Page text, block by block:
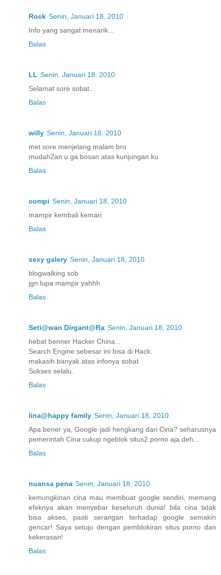
Rock Senin, Januari 18, 2010
Info yang sangat menarik...
Balas
LL Senin, Januari 18, 2010
Selamat sore sobat...
Balas
willy Senin, Januari 18, 2010
met sore menjelang malam bro
mudah2an u ga bosan atas kunjungan ku
Balas
compi Senin, Januari 18, 2010
mampir kembali kemari
Balas
sexy galery Senin, Januari 18, 2010
blogwalking sob
jgn lupa mampir yahhh
Balas
Seti@wan Dirgant@Ra Senin, Januari 18, 2010
hebat benner Hacker China...
Search Engine sebesar ini bisa di Hack.
makasih banyak atas infonya sobat
Sukses selalu.
Balas
lina@happy family Senin, Januari 18, 2010
Apa bener ya, Google jadi hengkang dari Cina? seharusnya
pemerintah Cina cukup ngeblok situs2 porno aja deh...
Balas
nuansa pena Senin, Januari 18, 2010
kemungkinan cina mau membuat google sendiri, memang
efeknya akan menyebar keseluruh dunia! bila cina tidak
bisa akses, pasti serangan terhadap google semakin
gencar! Saya setuju dengan pemblokiran situs porno dan
kekerasan!
Balas